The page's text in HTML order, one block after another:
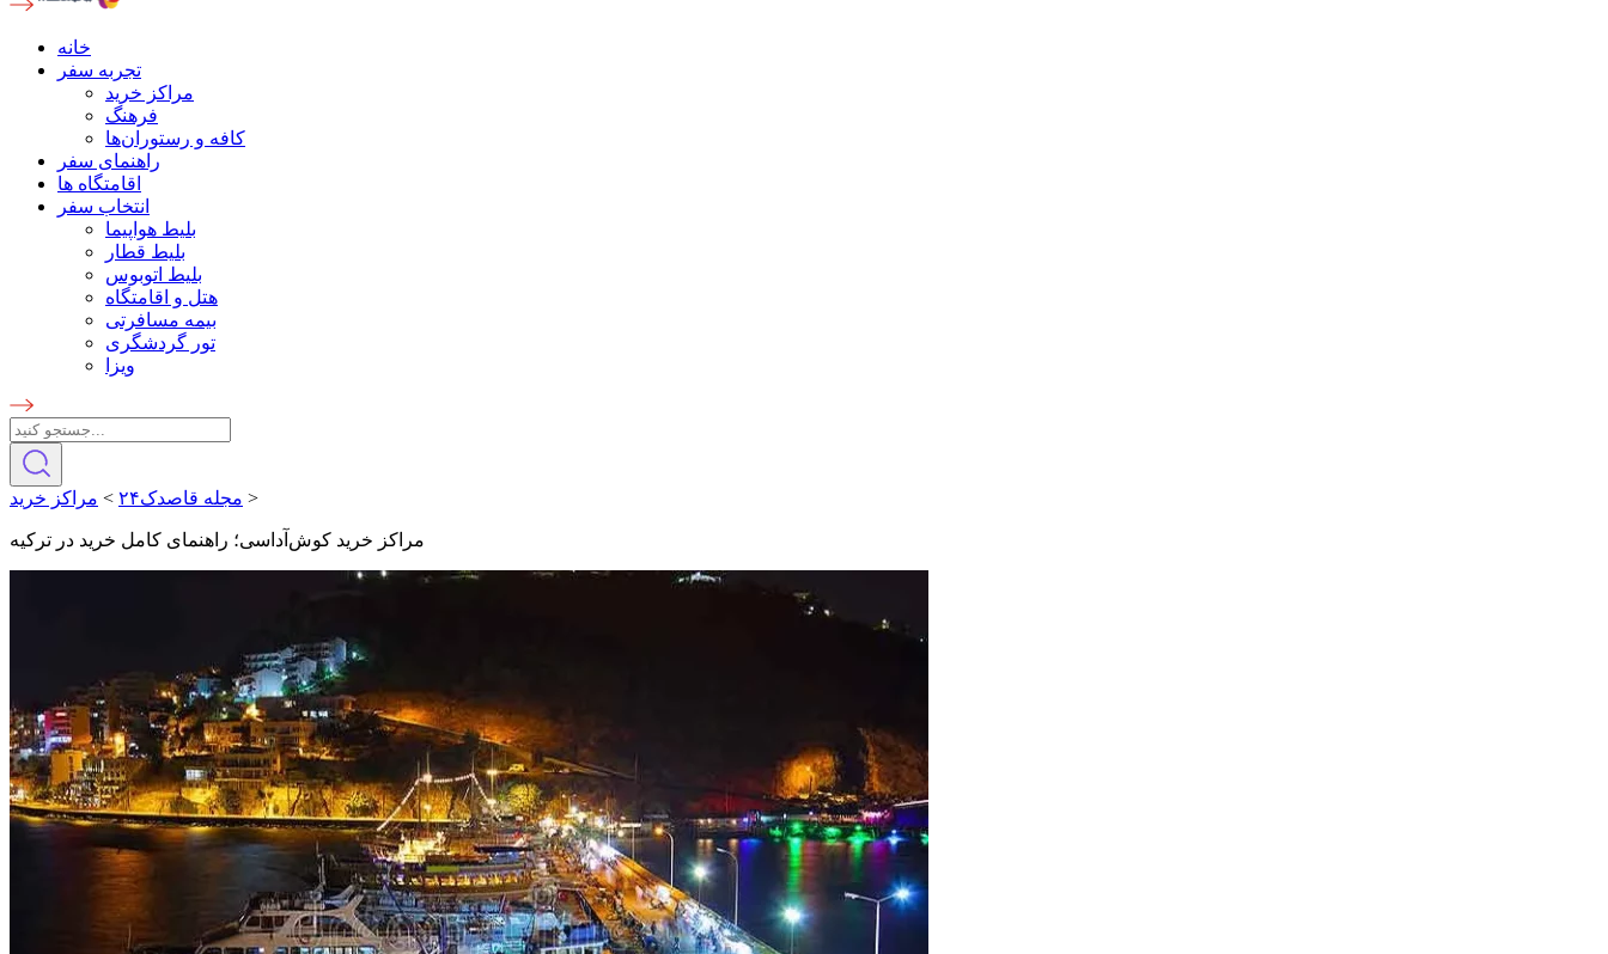
خانه
تجربه سفر
مراکز خرید
فرهنگ
کافه و رستوران‌ها
راهنمای سفر
اقامتگاه ها
انتخاب سفر
بلیط هواپیما
بلیط قطار
بلیط اتوبوس
هتل و اقامتگاه
بیمه مسافرتی
تور گردشگری
ویزا
مجله قاصدک۲۴ > مراکز خرید >
مراکز خرید کوش‌آداسی؛ راهنمای کامل خرید در ترکیه